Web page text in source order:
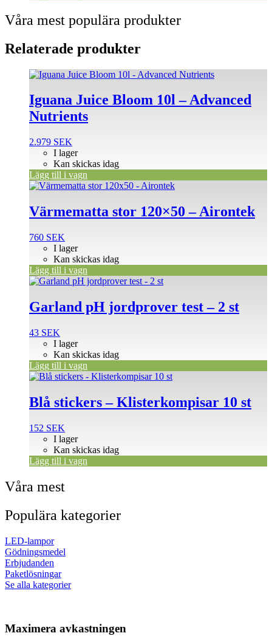
Våra mest populära produkter
Relaterade produkter
Iguana Juice Bloom 10l – Advanced
Nutrients
2.979 SEK
I lager
Kan skickas idag
Lägg till i vagn
Värmematta stor 120×50 – Airontek
760 SEK
I lager
Kan skickas idag
Lägg till i vagn
Garland pH jordprover test – 2 st
43 SEK
I lager
Kan skickas idag
Lägg till i vagn
Blå stickers – Klisterkompisar 10 st
152 SEK
I lager
Kan skickas idag
Lägg till i vagn
Våra mest
Populära kategorier
LED-lampor
Gödningsmedel
Erbjudanden
Paketlösningar
Se alla kategorier
Maximera avkastningen